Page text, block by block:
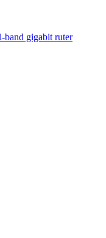
gigabit ruter